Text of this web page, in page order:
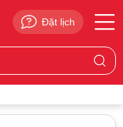
Đặt lịch